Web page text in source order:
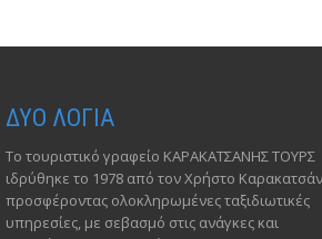
ΔΥΟ ΛΟΓΙΑ
Το τουριστικό γραφείο ΚΑΡΑΚΑΤΣΑΝΗΣ ΤΟΥΡΣ
ιδρύθηκε το 1978 από τον Χρήστο
προσφέροντας ολοκληρωμένες ταξιδιωτικές
υπηρεσίες, με σεβασμό στις ανάγκες και